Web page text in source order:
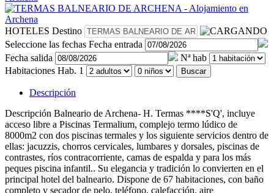
HOTELES Destino
Seleccione las fechas Fecha entrada
Fecha salida
Nª hab
Habitaciones Hab. 1 Buscar
Descripción
Descripción Balneario de Archena- H. Termas ****S'Q', incluye
acceso libre a Piscinas Termalium, complejo termo lúdico de
8000m2 con dos piscinas termales y los siguiente servicios dentro de
ellas: jacuzzis, chorros cervicales, lumbares y dorsales, piscinas de
contrastes, ríos contracorriente, camas de espalda y para los más
peques piscina infantil.. Su elegancia y tradición lo convierten en el
principal hotel del balneario. Dispone de 67 habitaciones, con baño
completo y secador de pelo, teléfono, calefacción, aire